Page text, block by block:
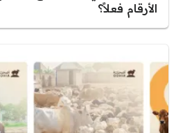
الأرقام فعلاً؟